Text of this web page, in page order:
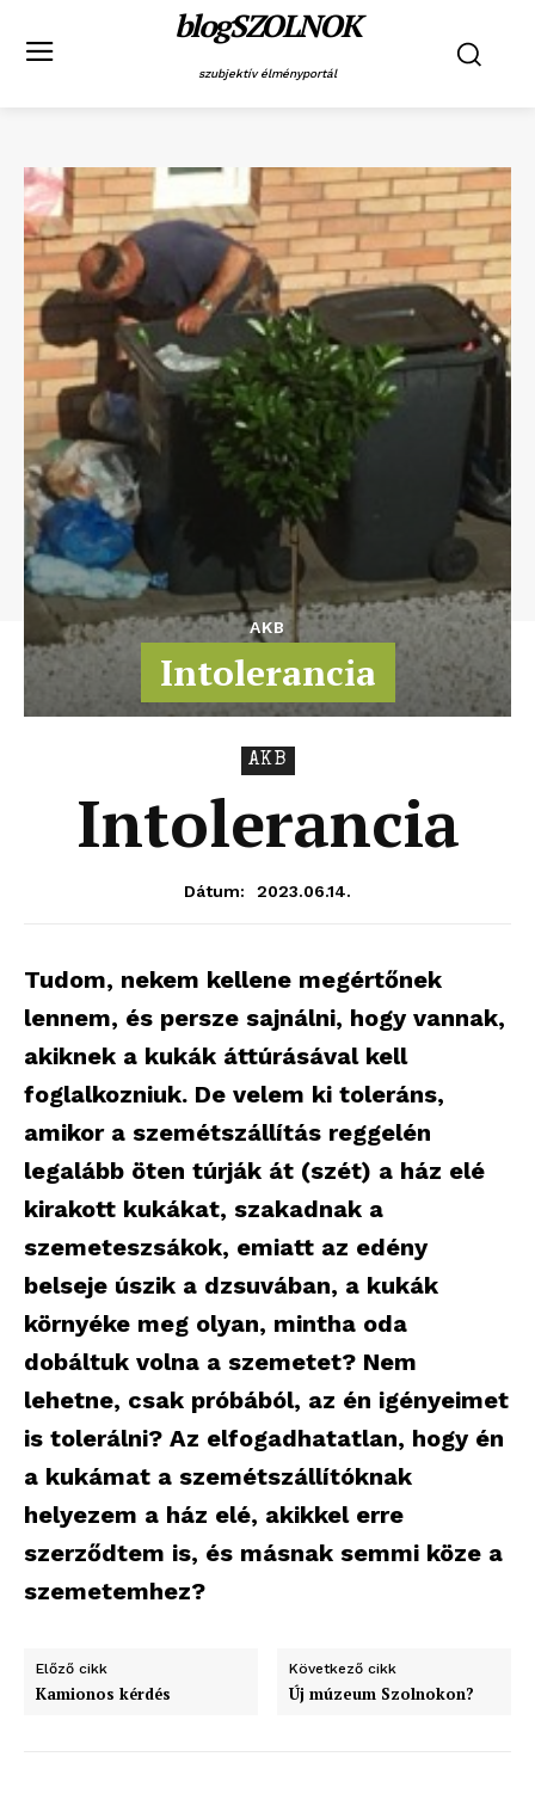
blogSZOLNOK
szubjektív élményportál
AKB
Intolerancia
AKB
Intolerancia
Dátum: 2023.06.14.
Tudom, nekem kellene megértőnek
lennem, és persze sajnálni, hogy vannak,
akiknek a kukák áttúrásával kell
foglalkozniuk. De velem ki toleráns,
amikor a szemétszállítás reggelén
legalább öten túrják át (szét) a ház elé
kirakott kukákat, szakadnak a
szemeteszsákok, emiatt az edény
belseje úszik a dzsuvában, a kukák
környéke meg olyan, mintha oda
dobáltuk volna a szemetet? Nem
lehetne, csak próbából, az én igényeimet
is tolerálni? Az elfogadhatatlan, hogy én
a kukámat a szemétszállítóknak
helyezem a ház elé, akikkel erre
szerződtem is, és másnak semmi köze a
szemetemhez?
Előző cikk
Kamionos kérdés
Következő cikk
Új múzeum Szolnokon?